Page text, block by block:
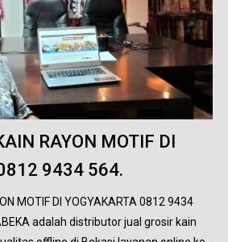
RAYON MOTIF DI
9434 564.
MOTIF DI YOGYAKARTA 0812 9434
adalah distributor jual grosir kain